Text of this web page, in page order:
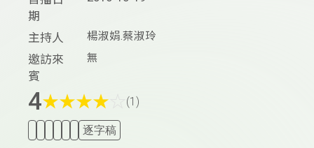
期
主持人 楊淑娟.蔡淑玲
邀訪來
賓
無
4★★★★ (1)
逐字稿